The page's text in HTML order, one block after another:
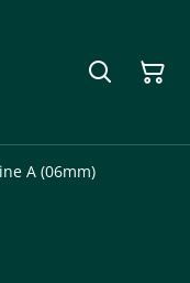
A (06mm)